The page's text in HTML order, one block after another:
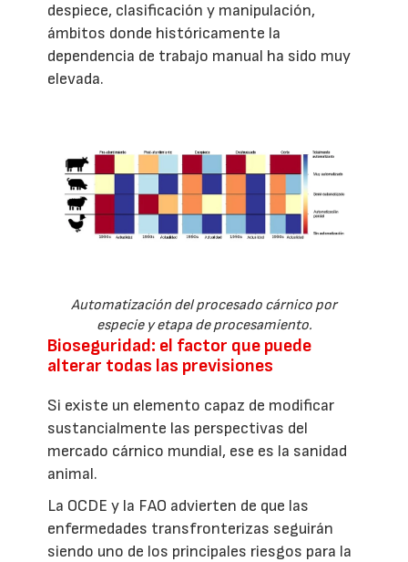
despiece, clasificación y manipulación,
ámbitos donde históricamente la
dependencia de trabajo manual ha sido muy
elevada.
Automatización del procesado cárnico por
especie y etapa de procesamiento.
Bioseguridad: el factor que puede
alterar todas las previsiones
Si existe un elemento capaz de modificar
sustancialmente las perspectivas del
mercado cárnico mundial, ese es la sanidad
animal.
La OCDE y la FAO advierten de que las
enfermedades transfronterizas seguirán
siendo uno de los principales riesgos para la